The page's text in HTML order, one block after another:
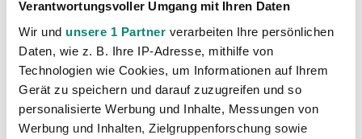
Verantwortungsvoller Umgang mit Ihren Daten
Wir und unsere 1 Partner verarbeiten Ihre persönlichen
Daten, wie z. B. Ihre IP-Adresse, mithilfe von
Technologien wie Cookies, um Informationen auf Ihrem
Gerät zu speichern und darauf zuzugreifen und so
personalisierte Werbung und Inhalte, Messungen von
Werbung und Inhalten, Zielgruppenforschung sowie
TICKETINFORMATION: SV Josko Ried – Hertha BSC Berlin Wiener Austria findet gegen Ried kein Mittel